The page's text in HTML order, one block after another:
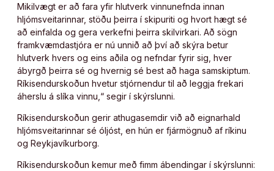
Mikilvægt er að fara yfir hlutverk vinnunefnda innan
hljómsveitarinnar, stöðu þeirra í skipuriti og hvort hægt sé
að einfalda og gera verkefni þeirra skilvirkari. Að sögn
framkvæmdastjóra er nú unnið að því að skýra betur
hlutverk hvers og eins aðila og nefndar fyrir sig, hver
ábyrgð þeirra sé og hvernig sé best að haga samskiptum.
Ríkisendurskoðun hvetur stjórnendur til að leggja frekari
áherslu á slíka vinnu,“ segir í skýrslunni.
Ríkisendurskoðun gerir athugasemdir við að eignarhald
hljómsveitarinnar sé óljóst, en hún er fjármögnuð af ríkinu
og Reykjavíkurborg.
Ríkisendurskoðun kemur með fimm ábendingar í skýrslunni: